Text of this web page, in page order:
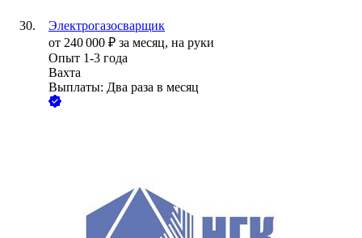
Электрогазосварщик
от 240 000 ₽ за месяц, на руки
Опыт 1-3 года
Вахта
Выплаты: Два раза в месяц